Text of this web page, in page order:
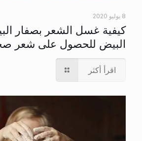
8 يوليو 2020
كيفية غسل الشعر بصفار
البيض للحصول على شعر
اقرأ أكثر